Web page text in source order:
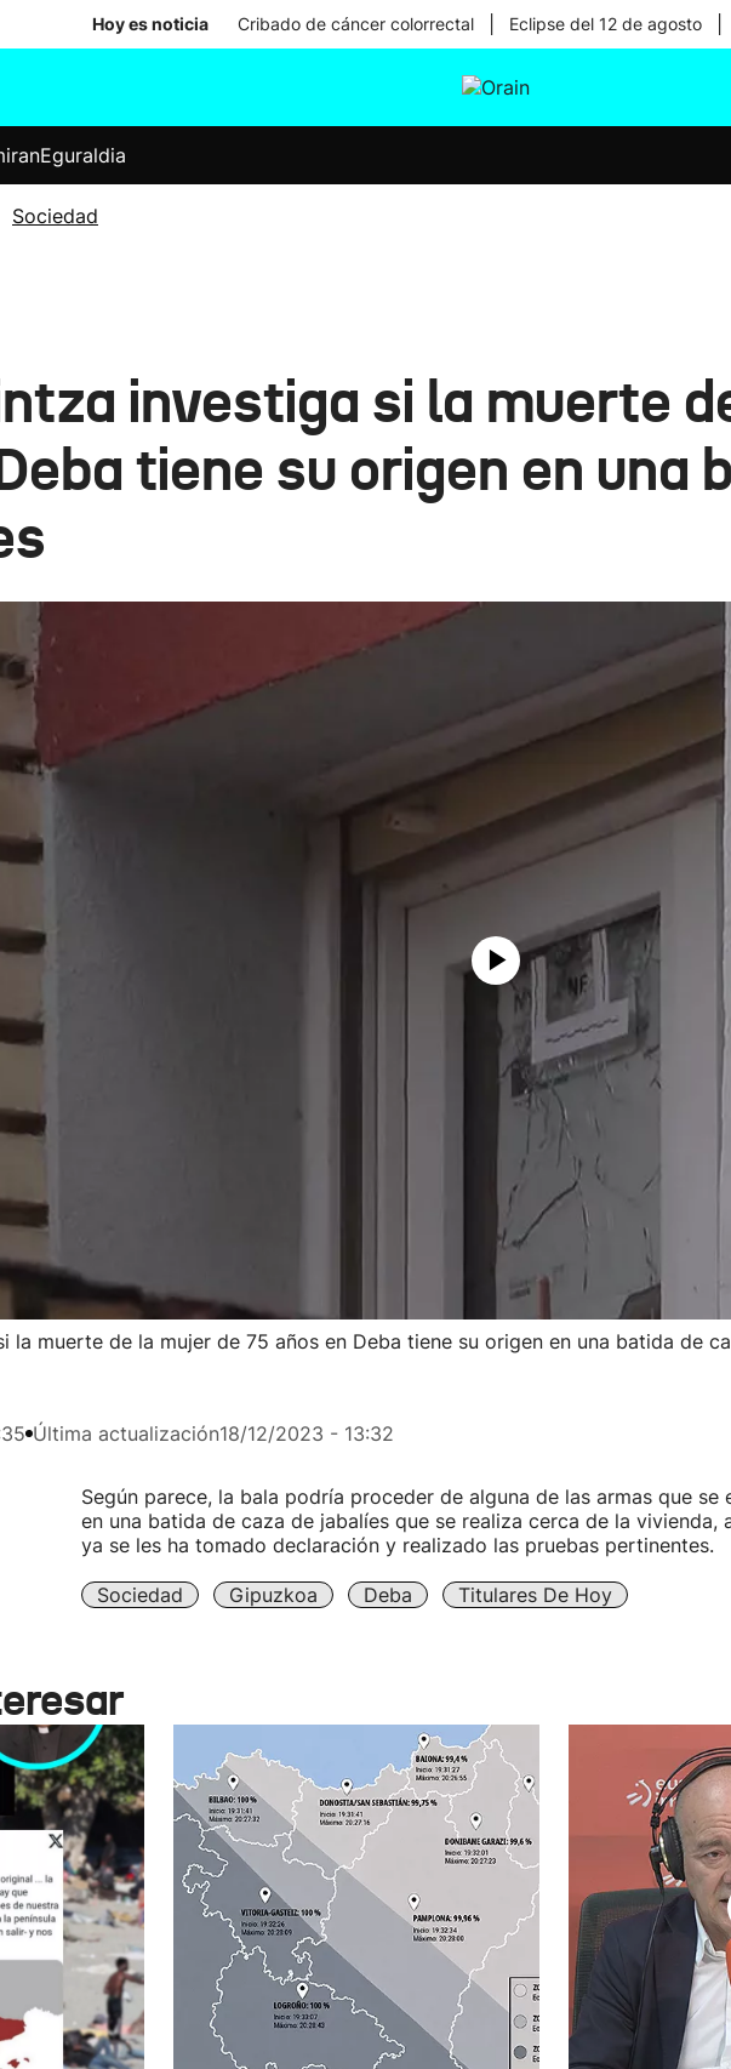
Hoy es noticia Cribado de cáncer colorrectal Eclipse del 12 de agosto
Eguraldia
Sociedad
investiga si la muerte
tiene su origen en una
la muerte de la mujer de 75 años en Deba tiene su origen en una batida de
Última actualización18/12/2023 - 13:32
Según parece, la bala podría proceder de alguna de las armas que se
en una batida de caza de jabalíes que se realiza cerca de la vivienda,
ya se les ha tomado declaración y realizado las pruebas pertinentes.
Sociedad Gipuzkoa Deba Titulares De Hoy